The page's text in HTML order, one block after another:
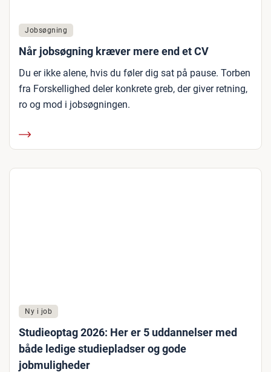
Jobsøgning
Når jobsøgning kræver mere end et CV
Du er ikke alene, hvis du føler dig sat på pause. Torben
fra Forskellighed deler konkrete greb, der giver retning,
ro og mod i jobsøgningen.
Ny i job
Studieoptag 2026: Her er 5 uddannelser med
både ledige studiepladser og gode
jobmuligheder